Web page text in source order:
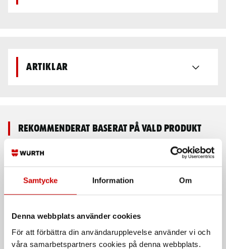
Samtycke Information Om
Denna webbplats använder cookies
För att förbättra din användarupplevelse använder vi och
våra samarbetspartners cookies på denna webbplats.
Artiklar
Rekommenderat baserat på vald produkt
Kampanj
Fallskyddssele Elastico
Fallskyddssele varsel